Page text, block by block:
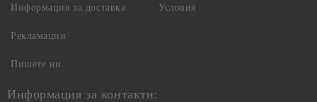
Информация за доставка
Рекламации
Пишете ни
Условия
Информация за контакти: